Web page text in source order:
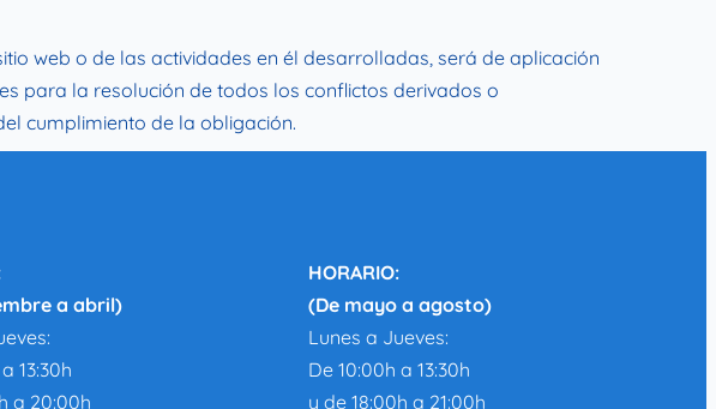
web o de las actividades en él desarrolladas, será de aplicación
para la resolución de todos los conflictos derivados o
cumplimiento de la obligación.
a abril)
13:30h
a 20:00h
HORARIO:
(De mayo a agosto)
Lunes a Jueves:
De 10:00h a 13:30h
y de 18:00h a 21:00h